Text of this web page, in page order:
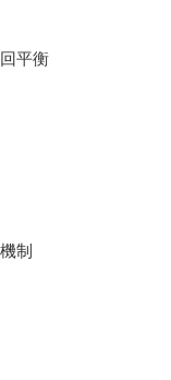
平衡
制